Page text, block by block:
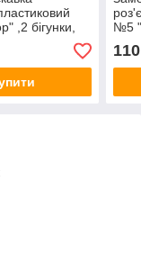
,2 бігунки,
темний 312
№5
70
177
110